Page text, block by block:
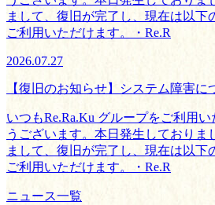
まして、復旧が完了し、現在は以下
ご利用いただけます。・Re.R
2026.07.27
【復旧のお知らせ】システム障害に
いつもRe.Ra.Ku グループをご利用
うございます。本日発生しておりま
まして、復旧が完了し、現在は以下
ご利用いただけます。・Re.R
ニュース一覧